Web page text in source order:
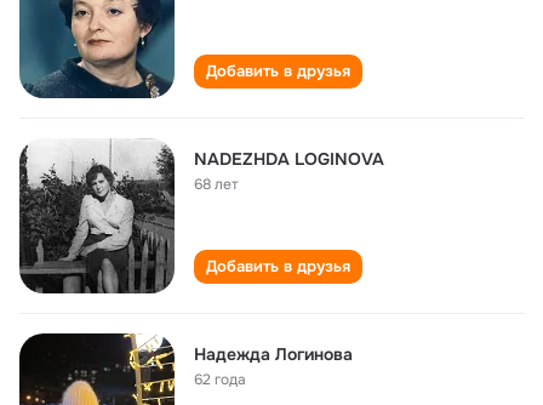
Добавить в друзья
NADEZHDA LOGINOVA
68 лет
Добавить в друзья
Надежда Логинова
62 года